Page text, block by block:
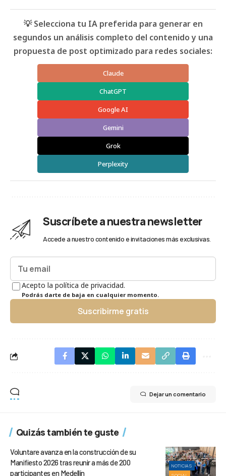
💡 Selecciona tu IA preferida para generar en
segundos un análisis completo del contenido y una
propuesta de post optimizado para redes sociales:
Claude
ChatGPT
Google AI
Gemini
Grok
Perplexity
Suscríbete a nuestra newsletter
Accede a nuestro contenido e invitaciones más exclusivas.
Acepto la política de privacidad.
Podrás darte de baja en cualquier momento.
Suscribirme gratis
Dejar un comentario
Quizás también te guste
NOTICIAS
Voluntare avanza en la construcción de su
Manifiesto 2026 tras reunir a más de 200
participantes en Medellín